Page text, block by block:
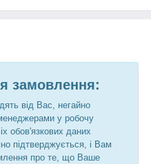
замовлення:
від Вас, негайно
у робочу
обов'язкових даних
підтверджується, і Вам
про те, що Ваше